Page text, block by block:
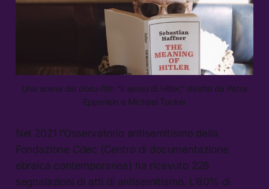
Una scena dal docu-film “Il senso di Hitler,” diretto da Petra
Epperlein e Michael Tucker
Nel 2021 l’Osservatorio antisemitismo della
Fondazione Cdec (Centro di documentazione
ebraica contemporanea) ha ricevuto 226
segnalazioni di atti di antisemitismo. L’80% di